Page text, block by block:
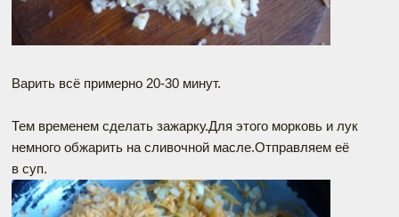
Варить всё примерно 20-30 минут.
Тем временем сделать зажарку.Для этого морковь и лук
немного обжарить на сливочной масле.Отправляем её
в суп.